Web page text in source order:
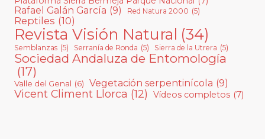
Rafael Galán García (9) Red Natura 2000 (5)
Reptiles (10)
Revista Visión Natural (34)
Semblanzas (5) Serranía de Ronda (5) Sierra de la Utrera (5)
Sociedad Andaluza de Entomología
(17)
Valle del Genal (6) Vegetación serpentinícola (9)
Vicent Climent Llorca (12) Vídeos completos (7)